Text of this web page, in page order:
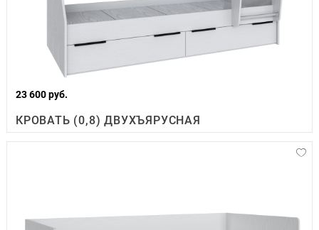
23 600 руб.
КРОВАТЬ (0,8) ДВУХЪЯРУСНАЯ